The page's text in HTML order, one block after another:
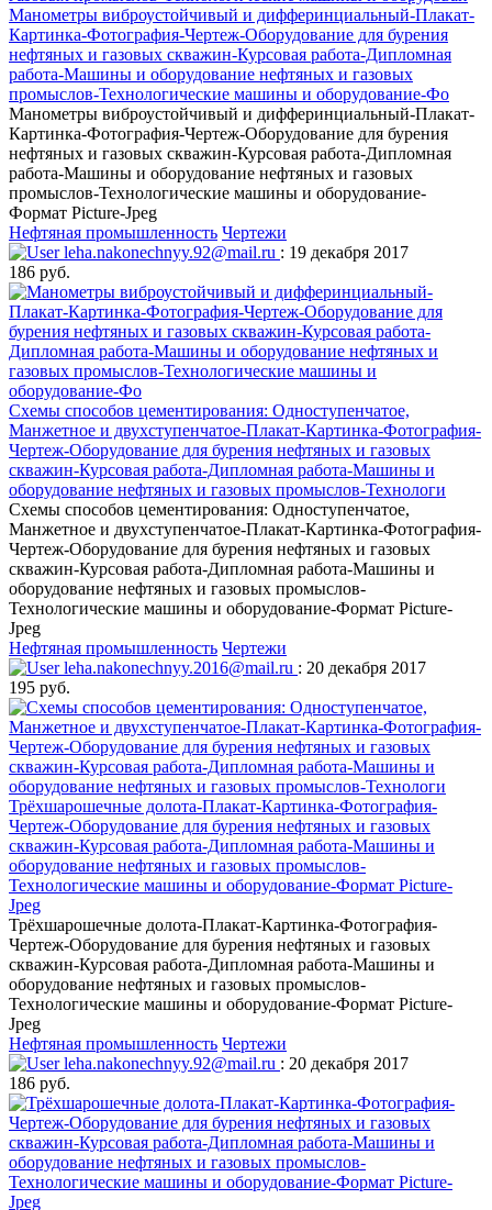
Манометры виброустойчивый и дифферинциальный-Плакат-
Картинка-Фотография-Чертеж-Оборудование для бурения
нефтяных и газовых скважин-Курсовая работа-Дипломная
работа-Машины и оборудование нефтяных и газовых
промыслов-Технологические машины и оборудование-Фо
Манометры виброустойчивый и дифферинциальный-Плакат-
Картинка-Фотография-Чертеж-Оборудование для бурения
нефтяных и газовых скважин-Курсовая работа-Дипломная
работа-Машины и оборудование нефтяных и газовых
промыслов-Технологические машины и оборудование-
Формат Picture-Jpeg
Нефтяная промышленность Чертежи
leha.nakonechnyy.92@mail.ru : 19 декабря 2017
186 руб.
Схемы способов цементирования: Одноступенчатое,
Манжетное и двухступенчатое-Плакат-Картинка-Фотография-
Чертеж-Оборудование для бурения нефтяных и газовых
скважин-Курсовая работа-Дипломная работа-Машины и
оборудование нефтяных и газовых промыслов-Технологи
Схемы способов цементирования: Одноступенчатое,
Манжетное и двухступенчатое-Плакат-Картинка-Фотография-
Чертеж-Оборудование для бурения нефтяных и газовых
скважин-Курсовая работа-Дипломная работа-Машины и
оборудование нефтяных и газовых промыслов-
Технологические машины и оборудование-Формат Picture-
Jpeg
Нефтяная промышленность Чертежи
leha.nakonechnyy.2016@mail.ru : 20 декабря 2017
195 руб.
Трёхшарошечные долота-Плакат-Картинка-Фотография-
Чертеж-Оборудование для бурения нефтяных и газовых
скважин-Курсовая работа-Дипломная работа-Машины и
оборудование нефтяных и газовых промыслов-
Технологические машины и оборудование-Формат Picture-
Jpeg
Трёхшарошечные долота-Плакат-Картинка-Фотография-
Чертеж-Оборудование для бурения нефтяных и газовых
скважин-Курсовая работа-Дипломная работа-Машины и
оборудование нефтяных и газовых промыслов-
Технологические машины и оборудование-Формат Picture-
Jpeg
Нефтяная промышленность Чертежи
leha.nakonechnyy.92@mail.ru : 20 декабря 2017
186 руб.